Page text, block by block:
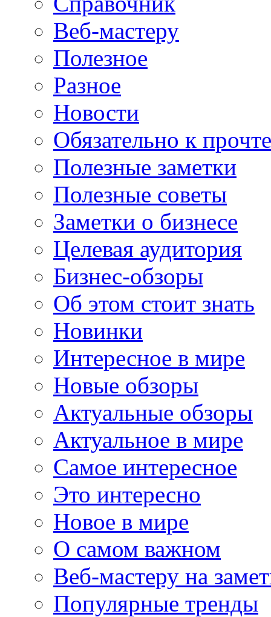
Веб-мастеру
Полезное
Разное
Новости
Обязательно к
Полезные заметки
Полезные советы
Заметки о бизнесе
Целевая аудитория
Бизнес-обзоры
Об этом стоит знать
Новинки
Интересное в мире
Новые обзоры
Актуальные обзоры
Актуальное в мире
Самое интересное
Это интересно
Новое в мире
О самом важном
Веб-мастеру на
Популярные тренды